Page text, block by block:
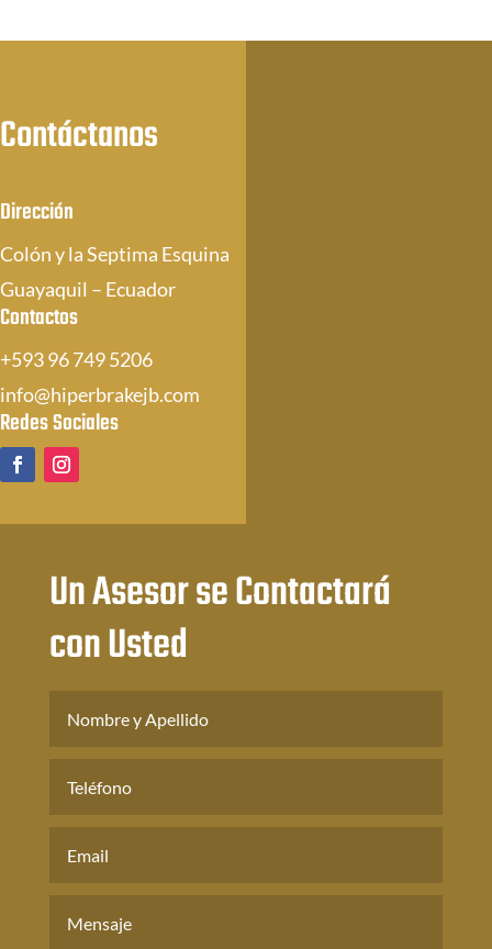
Contáctanos
Dirección
Colón y la Septima Esquina
Guayaquil – Ecuador
Contactos
+593 96 749 5206
info@hiperbrakejb.com
Redes Sociales
Un Asesor se Contactará
con Usted